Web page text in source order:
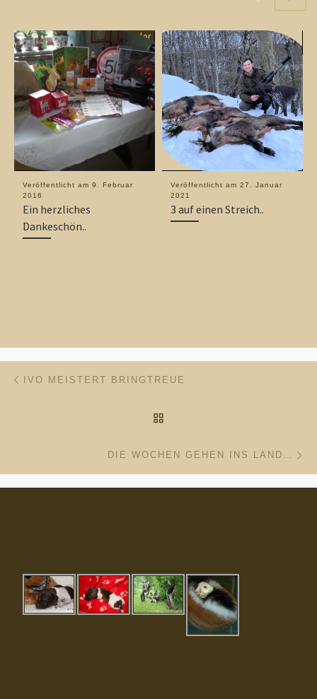
Veröffentlicht am 9. Februar
2016
Ein herzliches
Dankeschön..
Veröffentlicht am 27. Januar
2021
3 auf einen Streich..
Beitragsnavigation
IVO MEISTERT BRINGTREUE
DIE WOCHEN GEHEN INS LAND…